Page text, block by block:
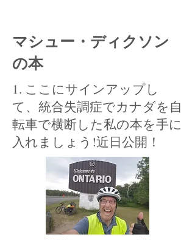
マシュー・ディクソン
の本
1. ここにサインアップし
て、統合失調症でカナダを自
転車で横断した私の本を手に
入れましょう!近日公開！